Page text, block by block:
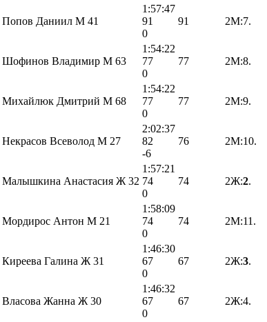
Попов Даниил М 41
1:57:47
91
0
91 2М:7.
Шофинов Владимир М 63
1:54:22
77
0
77 2М:8.
Михайлюк Дмитрий М 68
1:54:22
77
0
77 2М:9.
Некрасов Всеволод М 27
2:02:37
82
-6
76 2М:10.
Малышкина Анастасия Ж 32
1:57:21
74
0
74 2Ж:2.
Мордирос Антон М 21
1:58:09
74
0
74 2М:11.
Киреева Галина Ж 31
1:46:30
67
0
67 2Ж:3.
Власова Жанна Ж 30
1:46:32
67
0
67 2Ж:4.